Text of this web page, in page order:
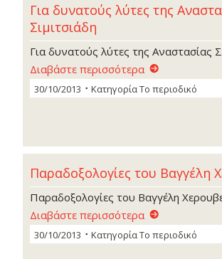
Για δυνατούς λύτες της
Σιµιτσιάδη
Για δυνατούς λύτες της Αναστασίας
Διαβάστε περισσότερα
30/10/2013 ΚατηγορίαΤο περιοδικό
Παραδοξολογίες του Βαγγέλη
Παραδοξολογίες του Βαγγέλη
Διαβάστε περισσότερα
30/10/2013 ΚατηγορίαΤο περιοδικό